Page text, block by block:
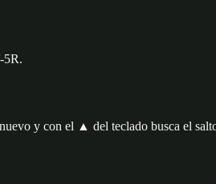
5R.
y con el ▲ del teclado busca el